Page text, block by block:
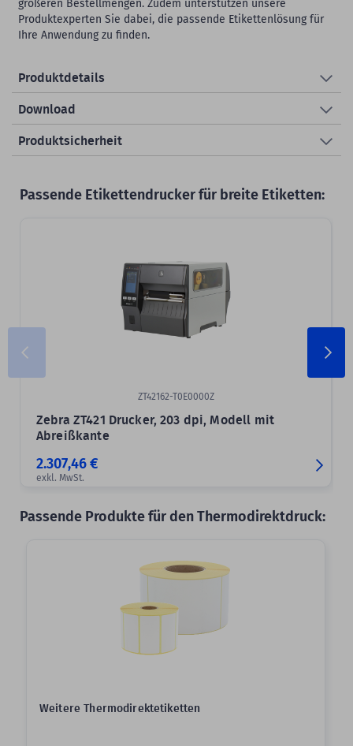
größeren Bestellmengen. Zudem unterstützen unsere
Produktexperten Sie dabei, die passende Etikettenlösung für
Ihre Anwendung zu finden.
Produktdetails
Download
Produktsicherheit
Passende Etikettendrucker für breite Etiketten:
Zebra ZT421 Drucker, 203 dpi, Modell mit
Abreißkante
ZT42162-T0E0000Z
2.307,46 €
exkl. MwSt.
Passende Produkte für den Thermodirektdruck:
Weitere Thermodirektetiketten